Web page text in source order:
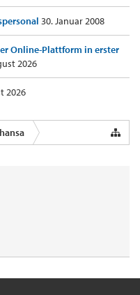
30. Januar 2008
Online-Plattform in erster
2026
2026